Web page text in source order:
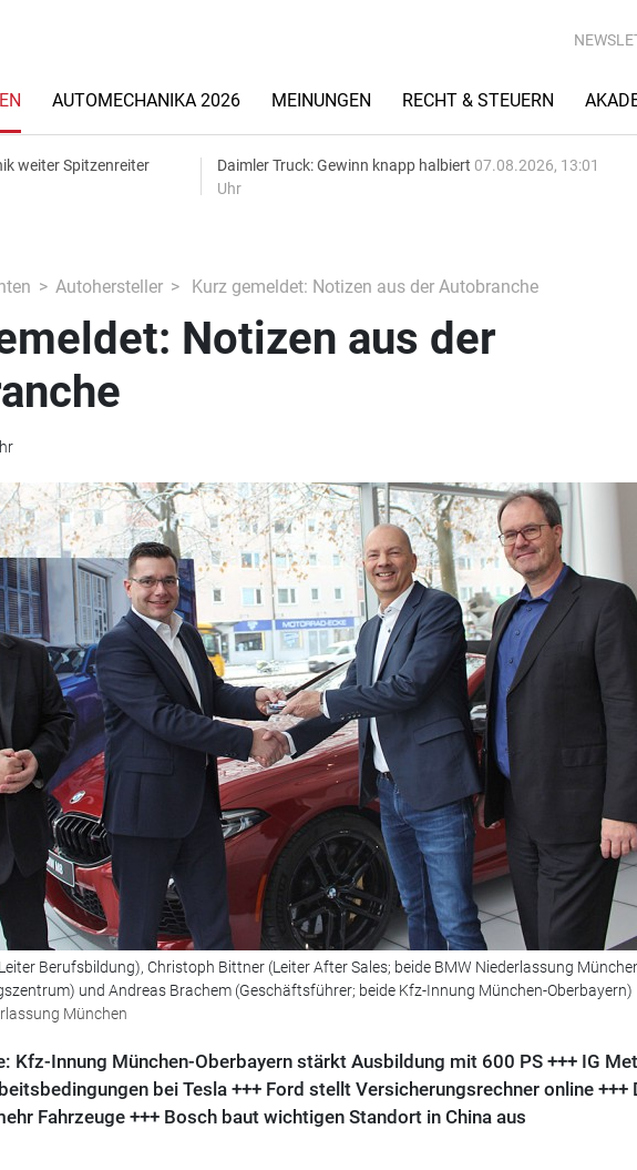
AUTOMECHANIKA 2026 MEINUNGEN RECHT & STEUERN
weiter Spitzenreiter
Daimler Truck: Gewinn knapp halbiert 07.08.2026, 13:01
Uhr
Autohersteller Kurz gemeldet: Notizen aus der Autobranche
Notizen aus der
Berufsbildung), Christoph Bittner (Leiter After Sales; beide BMW Niederlassung
und Andreas Brachem (Geschäftsführer; beide Kfz-Innung München-Oberbayern)
München
Kfz-Innung München-Oberbayern stärkt Ausbildung mit 600 PS +++ IG
bei Tesla +++ Ford stellt Versicherungsrechner online +++
Fahrzeuge +++ Bosch baut wichtigen Standort in China aus